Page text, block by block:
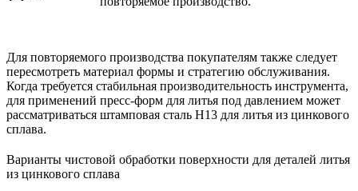
Для повторяемого производства покупателям также следует
пересмотреть материал формы и стратегию обслуживания.
Когда требуется стабильная производительность инструмента,
для применений пресс-форм для литья под давлением может
рассматриваться штамповая сталь H13 для литья из цинкового
сплава.
Варианты чистовой обработки поверхности для деталей литья
из цинкового сплава